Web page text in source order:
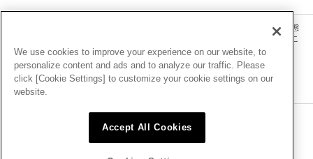
このサイトに掲載されている一切の文章・画像・写真・動画・音声等を、手段や形態
を問わず、著作権法の定める範囲を超えて無断で複製、転載、ファイル化などするこ
とを禁じます。
楽曲及びコンテンツは、機種によりご利用いただけない場合があります。
楽曲及びコンテンツの配信日、配信内容が変更になる場合があります。
楽曲によりMYリスト保存ができない場合があります。
6602250213Y31015 6602250112Y38026 6602250240Y31015
6602250241Y45122
We use cookies to improve your experience on our website, to
personalize content and ads and to analyze our traffic. Please
click [Cookie Settings] to customize your cookie settings on our
website.
Accept All Cookies